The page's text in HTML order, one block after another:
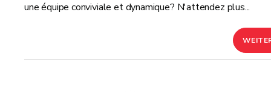
une équipe conviviale et dynamique? N'attendez plus...